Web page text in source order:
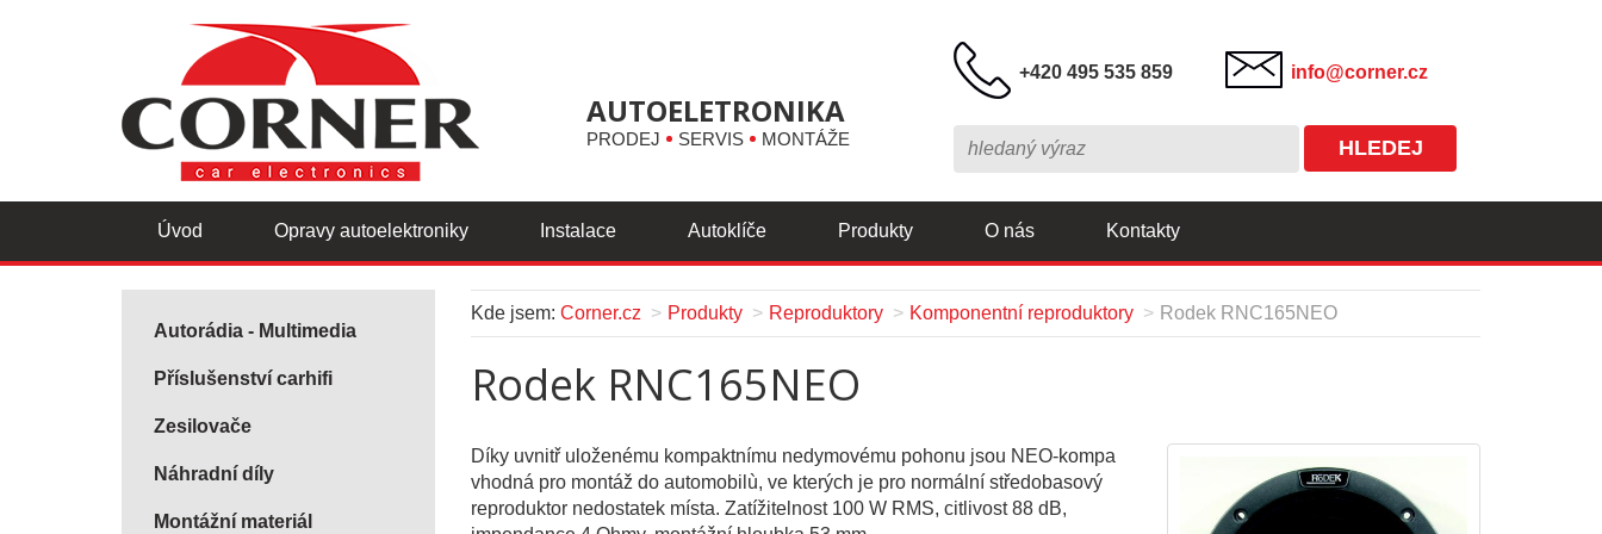
AUTOELETRONIKA
PRODEJ SERVIS MONTÁŽE
+420 495 535 859 info@corner.cz
HLEDEJ
Úvod Opravy autoelektroniky Instalace Autoklíče Produkty O nás Kontakty
Kde jsem: Corner.cz Produkty Reproduktory Komponentní reproduktory Rodek RNC165NEO
Rodek RNC165NEO
Díky uvnitř uloženému kompaktnímu nedymovému pohonu jsou NEO-kompa
vhodná pro montáž do automobilù, ve kterých je pro normální středobasový
reproduktor nedostatek místa. Zatížitelnost 100 W RMS, citlivost 88 dB,
Autorádia - Multimedia
Příslušenství carhifi
Zesilovače
Náhradní díly
Montážní materiál